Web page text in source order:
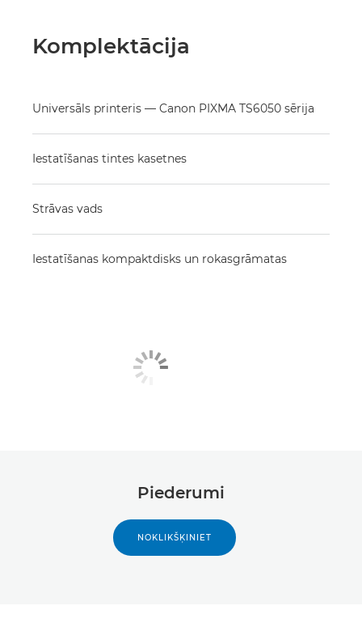
Komplektācija
Universāls printeris — Canon PIXMA TS6050 sērija
Iestatīšanas tintes kasetnes
Strāvas vads
Iestatīšanas kompaktdisks un rokasgrāmatas
Piederumi
NOKLIKŠĶINIET